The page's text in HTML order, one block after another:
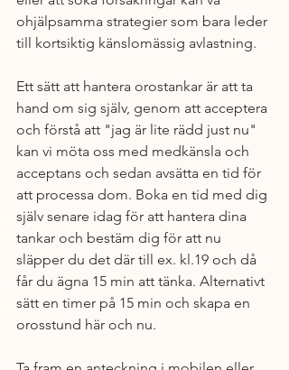
ohjälpsamma strategier som bara leder
till kortsiktig känslomässig avlastning.
Ett sätt att hantera orostankar är att ta
hand om sig själv, genom att acceptera
och förstå att "jag är lite rädd just nu"
kan vi möta oss med medkänsla och
acceptans och sedan avsätta en tid för
att processa dom. Boka en tid med dig
själv senare idag för att hantera dina
tankar och bestäm dig för att nu
släpper du det där till ex. kl.19 och då
får du ägna 15 min att tänka. Alternativt
sätt en timer på 15 min och skapa en
orosstund här och nu.